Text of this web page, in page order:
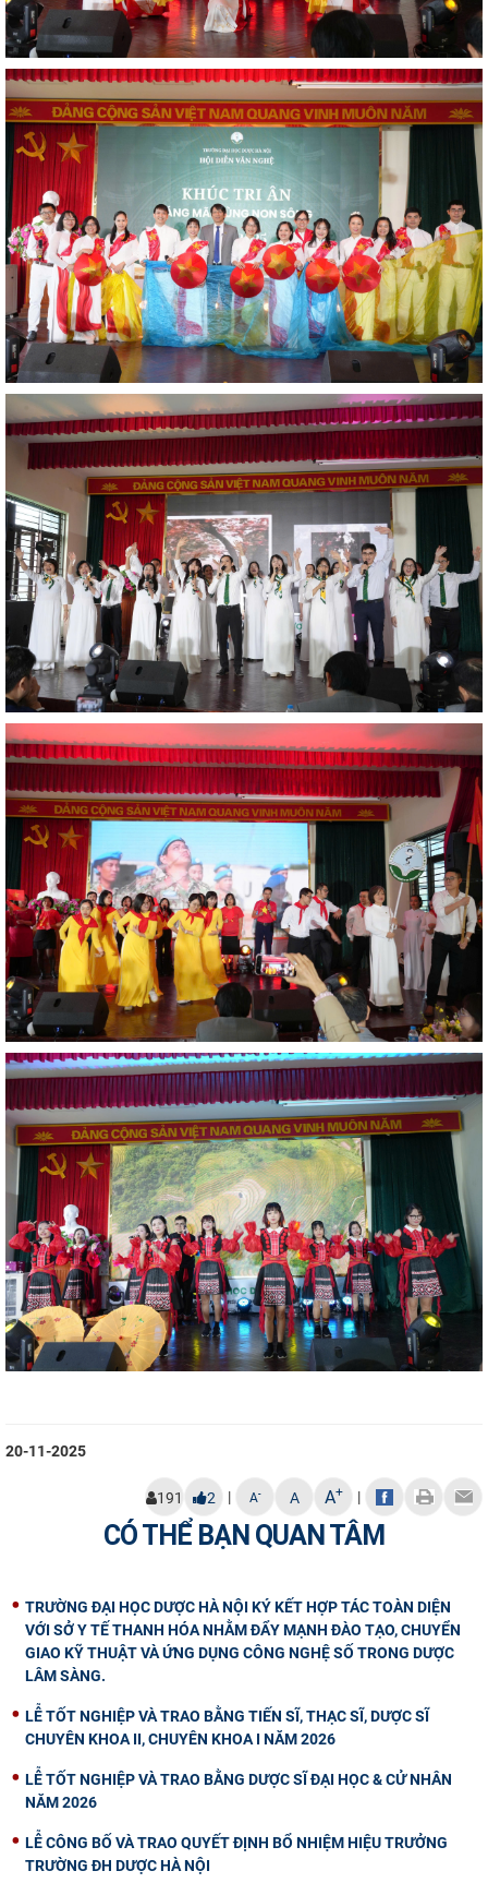
20-11-2025
191 2 | A- A A+ |
CÓ THỂ BẠN QUAN TÂM
TRƯỜNG ĐẠI HỌC DƯỢC HÀ NỘI KÝ KẾT HỢP TÁC TOÀN DIỆN
VỚI SỞ Y TẾ THANH HÓA NHẰM ĐẨY MẠNH ĐÀO TẠO, CHUYỂN
GIAO KỸ THUẬT VÀ ỨNG DỤNG CÔNG NGHỆ SỐ TRONG DƯỢC
LÂM SÀNG.
LỄ TỐT NGHIỆP VÀ TRAO BẰNG TIẾN SĨ, THẠC SĨ, DƯỢC SĨ
CHUYÊN KHOA II, CHUYÊN KHOA I NĂM 2026
LỄ TỐT NGHIỆP VÀ TRAO BẰNG DƯỢC SĨ ĐẠI HỌC & CỬ NHÂN
NĂM 2026
LỄ CÔNG BỐ VÀ TRAO QUYẾT ĐỊNH BỔ NHIỆM HIỆU TRƯỞNG
TRƯỜNG ĐH DƯỢC HÀ NỘI